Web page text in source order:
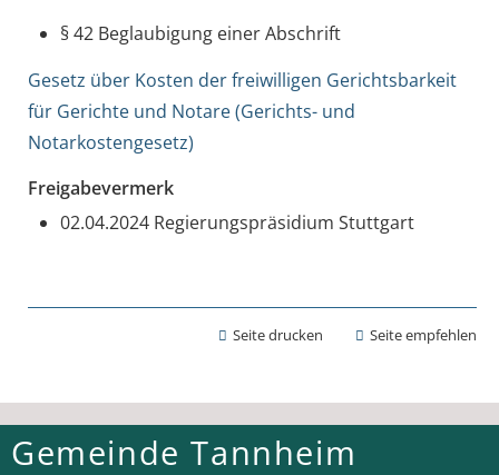
§ 42 Beglaubigung einer Abschrift
Gesetz über Kosten der freiwilligen Gerichtsbarkeit
für Gerichte und Notare (Gerichts- und
Notarkostengesetz)
Freigabevermerk
02.04.2024 Regierungspräsidium Stuttgart
Seite drucken Seite empfehlen
Gemeinde Tannheim